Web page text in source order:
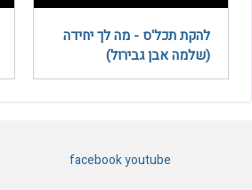
להקת תכל'ס - מה לך יחידה
(שלמה אבן גבירול)
facebookyoutube